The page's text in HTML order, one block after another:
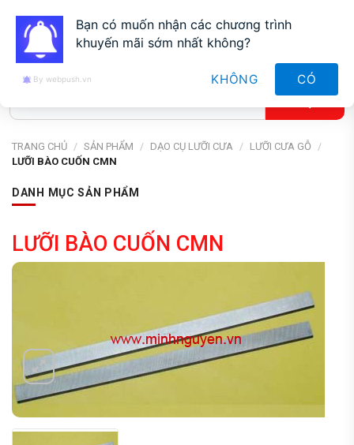
TRANG CHỦ / SẢN PHẨM / DẠO CỤ LƯỠI CƯA / LƯỠI CƯA GỖ /
LƯỠI BÀO CUỐN CMN
DANH MỤC SẢN PHẨM
LƯỠI BÀO CUỐN CMN
Bạn có muốn nhận các chương trình
khuyến mãi sớm nhất không?
By webpush.vn CÓ
KHÔNG